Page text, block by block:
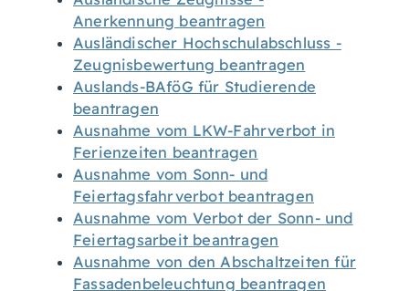
Anerkennung beantragen
Ausländischer Hochschulabschluss -
Zeugnisbewertung beantragen
Auslands-BAföG für Studierende
beantragen
Ausnahme vom LKW-Fahrverbot in
Ferienzeiten beantragen
Ausnahme vom Sonn- und
Feiertagsfahrverbot beantragen
Ausnahme vom Verbot der Sonn- und
Feiertagsarbeit beantragen
Ausnahme von den Abschaltzeiten für
Fassadenbeleuchtung beantragen